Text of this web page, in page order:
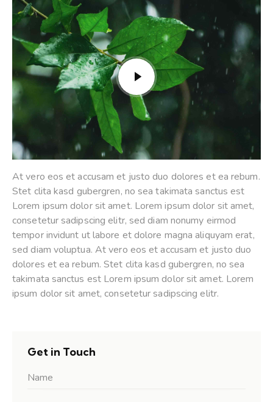
At vero eos et accusam et justo duo dolores et ea rebum.
Stet clita kasd gubergren, no sea takimata sanctus est
Lorem ipsum dolor sit amet. Lorem ipsum dolor sit amet,
consetetur sadipscing elitr, sed diam nonumy eirmod
tempor invidunt ut labore et dolore magna aliquyam erat,
sed diam voluptua. At vero eos et accusam et justo duo
dolores et ea rebum. Stet clita kasd gubergren, no sea
takimata sanctus est Lorem ipsum dolor sit amet. Lorem
ipsum dolor sit amet, consetetur sadipscing elitr.
Get in Touch